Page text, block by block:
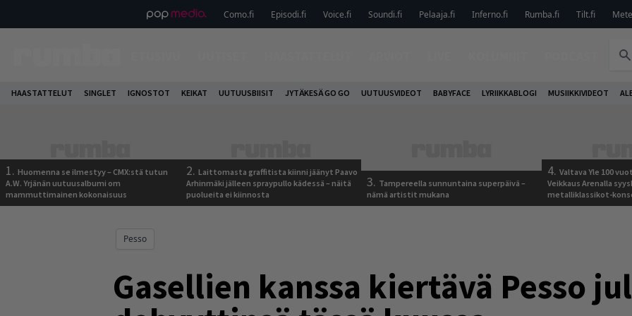
Como.fi Episodi.fi Voice.fi Soundi.fi Pelaaja.fi Inferno.fi Rumba.fi Tilt.fi
HAASTATTELUT SINGLET IGNOSTOT KEIKAT UUTUUSBIISIT JYTÄKESÄ GO GO UUTUUSVIDEOT BABYFACE LYRIIKKABLOGI MUSIIKKIVIDEOT
1. Huomenna se ilmestyy – CMX:stä tutun
A.W. Yrjänän uutuusalbumi om
mammuttimainen kokonaisuus
2. Laittomasta graffitista kiinni jäänyt Paavo
Arhinmäki jälleen spraypullo kädessä – näitä
puolueita ei kiinnosta
3. Tampereella sunnuntaina superpäivä –
nämä artistit mukana
4. Valtava Yle 100
Veikkaus Arenalla
metalliklassikot-
Pesso
Gasellien kanssa kiertävä Pesso